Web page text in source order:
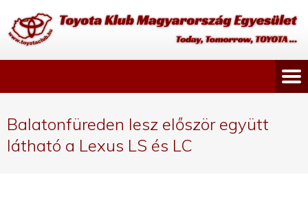
Balatonfüreden lesz először együtt
látható a Lexus LS és LC